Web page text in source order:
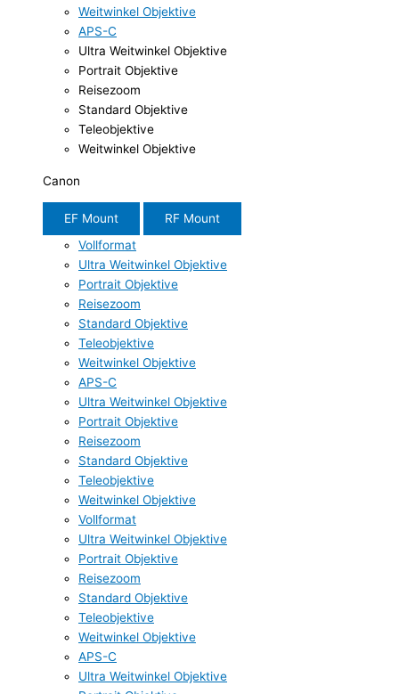
Weitwinkel Objektive
APS-C
Ultra Weitwinkel Objektive
Portrait Objektive
Reisezoom
Standard Objektive
Teleobjektive
Weitwinkel Objektive
Canon
EF Mount
RF Mount
Vollformat
Ultra Weitwinkel Objektive
Portrait Objektive
Reisezoom
Standard Objektive
Teleobjektive
Weitwinkel Objektive
APS-C
Ultra Weitwinkel Objektive
Portrait Objektive
Reisezoom
Standard Objektive
Teleobjektive
Weitwinkel Objektive
Vollformat
Ultra Weitwinkel Objektive
Portrait Objektive
Reisezoom
Standard Objektive
Teleobjektive
Weitwinkel Objektive
APS-C
Ultra Weitwinkel Objektive